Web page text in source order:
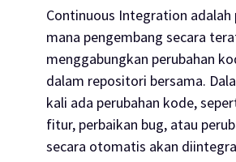
Continuous Integration adalah
mana pengembang secara
menggabungkan perubahan
dalam repositori bersama.
kali ada perubahan kode,
fitur, perbaikan bug, atau
secara otomatis akan